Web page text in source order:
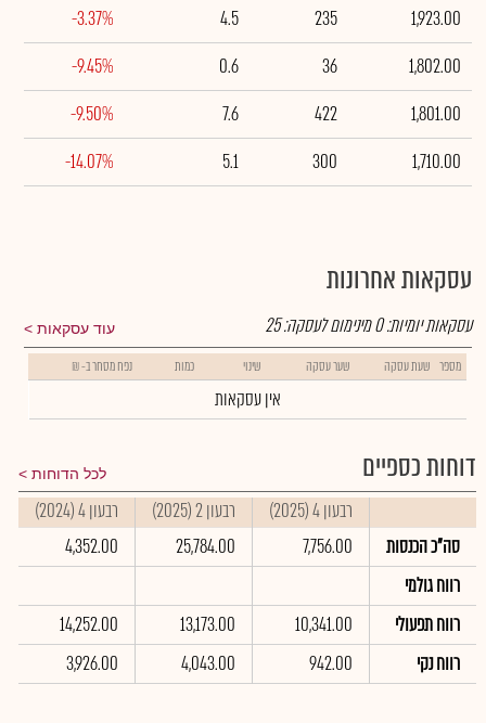
1,923.00
235
4.5
-3.37%
1,802.00
36
0.6
-9.45%
1,801.00
422
7.6
-9.50%
1,710.00
300
5.1
-14.07%
עסקאות אחרונות
עוד עסקאות עסקאות יומיות:0מינימום לעסקה:25
מספר שעת עסקה שער עסקה שינוי כמות נפח מסחר ב- ₪
אין עסקאות
דוחות כספיים לכל הדוחות
רבעון 4 (2025) רבעון 2 (2025) רבעון 4 (2024)
סה"כ הכנסות
7,756.00
25,784.00
4,352.00
רווח גולמי
רווח תפעולי
10,341.00
13,173.00
14,252.00
רווח נקי
942.00
4,043.00
3,926.00